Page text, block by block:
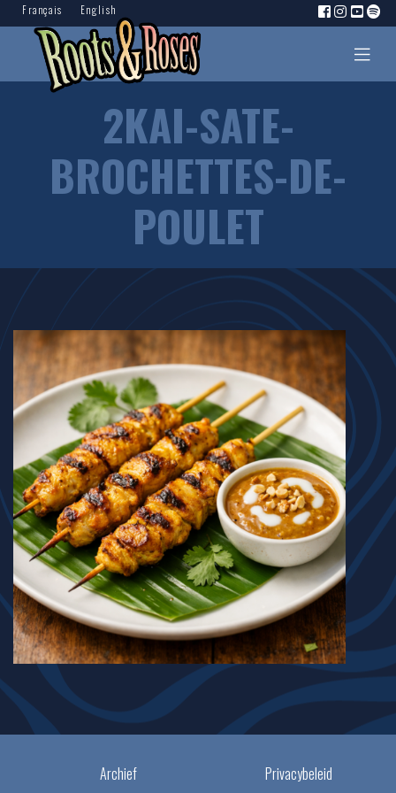
Français English
2KAI-SATE-
BROCHETTES-DE-
POULET
Archief Privacybeleid